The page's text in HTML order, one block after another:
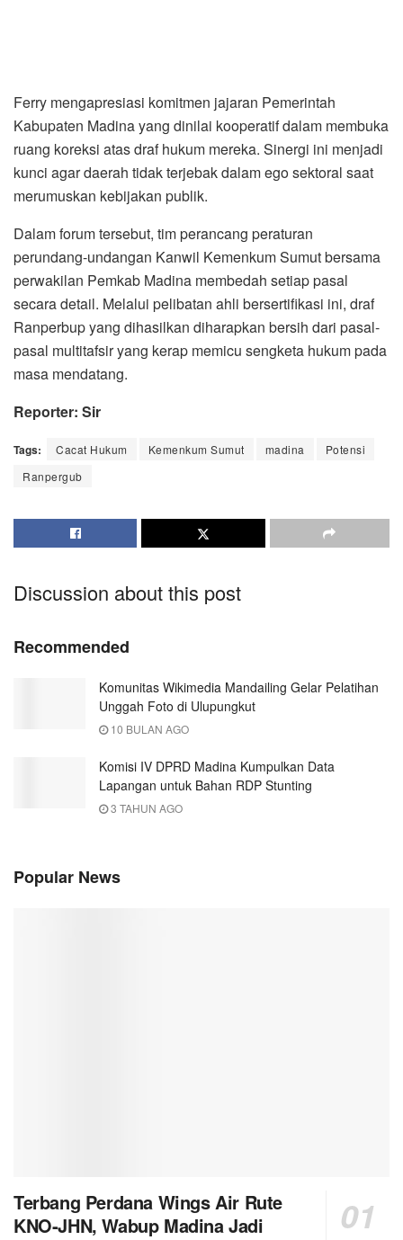
Ferry mengapresiasi komitmen jajaran Pemerintah
Kabupaten Madina yang dinilai kooperatif dalam membuka
ruang koreksi atas draf hukum mereka. Sinergi ini menjadi
kunci agar daerah tidak terjebak dalam ego sektoral saat
merumuskan kebijakan publik.
Dalam forum tersebut, tim perancang peraturan
perundang-undangan Kanwil Kemenkum Sumut bersama
perwakilan Pemkab Madina membedah setiap pasal
secara detail. Melalui pelibatan ahli bersertifikasi ini, draf
Ranperbup yang dihasilkan diharapkan bersih dari pasal-
pasal multitafsir yang kerap memicu sengketa hukum pada
masa mendatang.
Reporter: Sir
Tags: Cacat Hukum Kemenkum Sumut madina
Potensi
Ranpergub
Discussion about this post
Recommended
Komunitas Wikimedia Mandailing Gelar Pelatihan
Unggah Foto di Ulupungkut
10 BULAN AGO
Komisi IV DPRD Madina Kumpulkan Data
Lapangan untuk Bahan RDP Stunting
3 TAHUN AGO
Popular News
Terbang Perdana Wings Air Rute
KNO-JHN, Wabup Madina Jadi